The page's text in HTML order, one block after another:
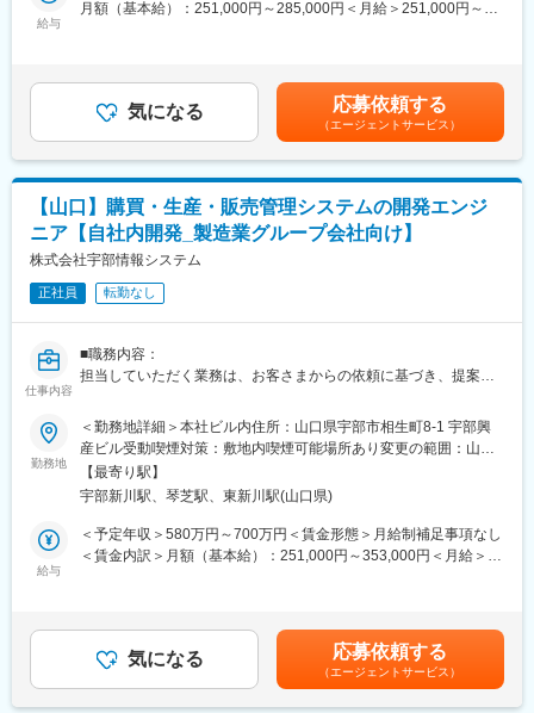
しています。”地域社会で最も信頼されるICT企業“を目指し、日々
新たなチャレンジを行っています。
変更の範囲：会社の定める業務
※ご経験に応じてお任せしていく案件の規模やステップアップスピ
ードは異なります。
先輩社員のOJTの下、サーバの構築・保守/運用業務を経験いただ
いて、定期的に1on1ミーティングで伺います。
東京もしくは福岡拠点の方は、プロジェクト遂行や業務知識習熟
の為に、メンバーの多い山口県へのスポット的な出張も可能で
す。
■魅力：
当社はUBE株式会社様のサーバプラットフォーム～インフラ系シ
ステムの各フェーズを任されており、企画/提案といった上流工程
も主体的に取り組むことができます。また、ご自身が面白いと思
った技術/サービスを顧客に提案し、技術検証～導入することも可
トラブルが発生したりや対応に行き詰まった際も、先輩社員を中
心にメンバみんなで支援して解決していっています。
給与
月額（基本給）：251,000円～285,000円＜月給＞251,000円～
具体的には前職での経験／能力に基づき決定します。賃金はあく
までも目安の金額であり、選考を通じて上下する可能性がありま
す。月給(月額)は固定手当を含めた表記です。
気になる 応募依頼する
（エージェントサービス）
【山口】購買・生産・販売管理システムの開発エンジ
ニア【自社内開発_製造業グループ会社向け】
株式会社宇部情報システム
正社員 転勤なし
仕事内容
■職務内容：
担当していただく業務は、お客さまからの依頼に基づき、提案／
工程となります。
当社お客さまとなるUBE株式会社様およびグループ各社様が事業
継続するために必須となる「基幹システム」と呼ばれる事務系業
務システムの設計／開発／維持保守を行います。
UBE株式会社様では「販売・物流・購買・生産」といった領域に
おいてERPパッケージ利用や、周辺システムはスクラッチ開発で
の構築および維持管理を担います。
■部署について：
当グループは、UBE株式会社様やグループ会社様の販売・物流・
購買・生産といった業務システムを一手に担っており、業務ノウ
勤務地
＜勤務地詳細＞本社ビル内住所：山口県宇部市相生町8-1 宇部興
産ビル受動喫煙対策：敷地内喫煙可能場所あり変更の範囲：山口
本社・東京本社・大阪オフィス・福岡オフィス・福岡Lab
【最寄り駅】
宇部新川駅、琴芝駅、東新川駅(山口県)
給与
＜予定年収＞580万円～700万円＜賃金形態＞月給制補足事項なし
＜賃金内訳＞月額（基本給）：251,000円～353,000円＜月給＞
宅手当、残業手当は含みません※具体的には前職での経験／能力に
基づき決定します※その他手当：子ども手当、早出残業手当、休日
勤務手当、公的資格取得一時金賃金はあくまでも目安の金額であ
り、選考を通じて上下する可能性があります。月給(月額)は固定手
気になる 応募依頼する
（エージェントサービス）